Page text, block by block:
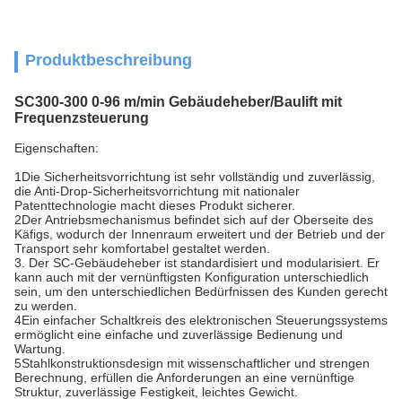
Produktbeschreibung
SC300-300 0-96 m/min Gebäudeheber/Baulift mit
Frequenzsteuerung
Eigenschaften:
1Die Sicherheitsvorrichtung ist sehr vollständig und zuverlässig,
die Anti-Drop-Sicherheitsvorrichtung mit nationaler
Patenttechnologie macht dieses Produkt sicherer.
2Der Antriebsmechanismus befindet sich auf der Oberseite des
Käfigs, wodurch der Innenraum erweitert und der Betrieb und der
Transport sehr komfortabel gestaltet werden.
3. Der SC-Gebäudeheber ist standardisiert und modularisiert. Er
kann auch mit der vernünftigsten Konfiguration unterschiedlich
sein, um den unterschiedlichen Bedürfnissen des Kunden gerecht
zu werden.
4Ein einfacher Schaltkreis des elektronischen Steuerungssystems
ermöglicht eine einfache und zuverlässige Bedienung und
Wartung.
5Stahlkonstruktionsdesign mit wissenschaftlicher und strengen
Berechnung, erfüllen die Anforderungen an eine vernünftige
Struktur, zuverlässige Festigkeit, leichtes Gewicht.